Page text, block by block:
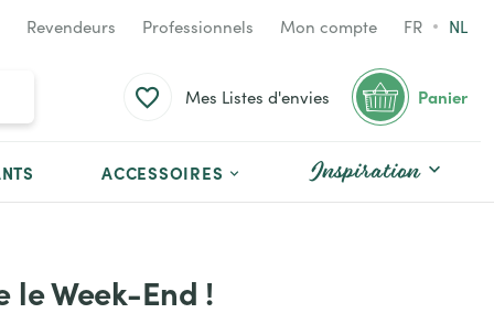
Revendeurs Professionnels Mon compte FR NL
Mes Listes d'envies Panier
ACCESSOIRES Inspiration
le Week-End !